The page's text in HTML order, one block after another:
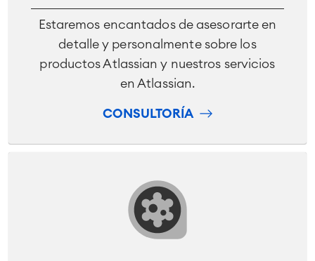
Estaremos encantados de asesorarte en
detalle y personalmente sobre los
productos Atlassian y nuestros servicios
en Atlassian.
CONSULTORÍA